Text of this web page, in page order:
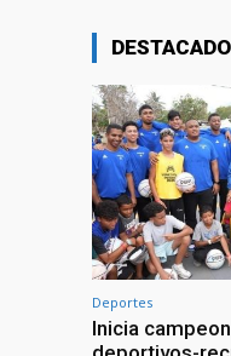
DESTACADO
Deportes
Inicia